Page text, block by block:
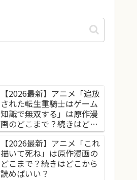
【2026最新】アニメ「追放
された転生重騎士はゲーム
知識で無双する」は原作漫
画のどこまで？続きはどこ
から読めばいい？
【2026最新】アニメ「これ
描いて死ね」は原作漫画の
どこまで？続きはどこから
読めばいい？